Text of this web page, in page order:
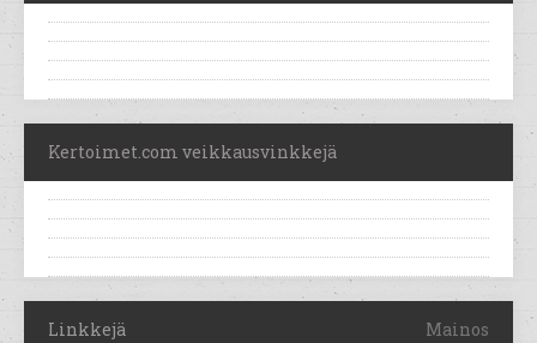
Kertoimet.com veikkausvinkkejä
Linkkejä Mainos